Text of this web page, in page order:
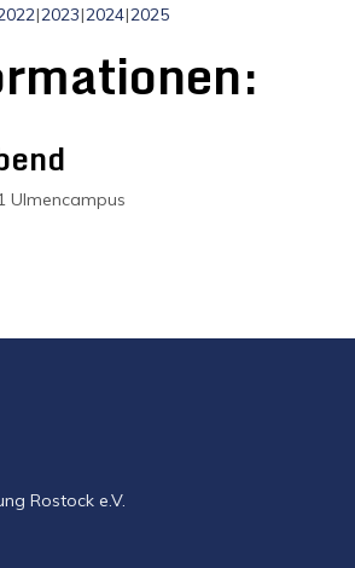
2023 2024 2025
Ulmencampus
Rostock e.V.